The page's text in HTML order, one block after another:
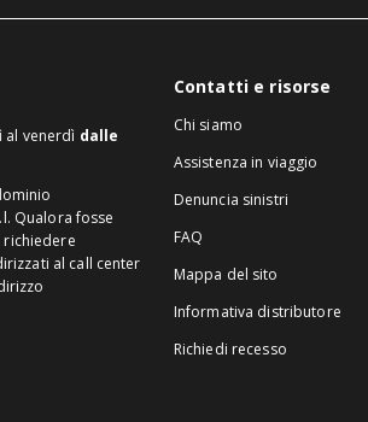
venerdì dalle
Qualora fosse
richiedere
al call center
Contatti e risorse
Chi siamo
Assistenza in viaggio
Denuncia sinistri
FAQ
Mappa del sito
Informativa distributore
Richiedi recesso